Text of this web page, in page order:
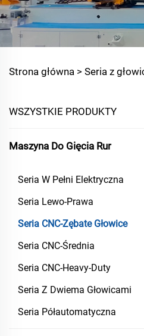
Strona główna > Seria z
WSZYSTKIE PRODUKTY
Maszyna Do Gięcia Rur
Seria W Pełni Elektryczna
Seria Lewo-Prawa
Seria CNC-Zębate Głowice
Seria CNC-Średnia
Seria CNC-Heavy-Duty
Seria Z Dwiema Głowicami
Seria Półautomatyczna